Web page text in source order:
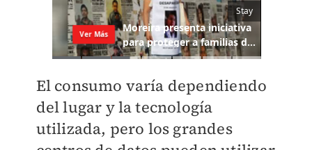
El consumo varía dependiendo
del lugar y la tecnología
utilizada, pero los grandes